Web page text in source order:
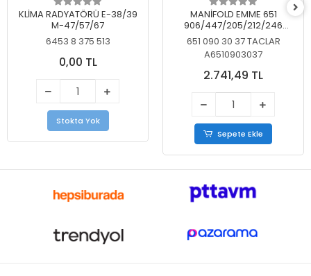
KLİMA RADYATÖRÜ E-38/39
M-47/57/67
6453 8 375 513
0,00 TL
Stokta Yok
MANİFOLD EMME 651
906/447/205/212/246
KELEBEKSİZ
651 090 30 37 TACLAR
A6510903037
2.741,49 TL
Sepete Ekle